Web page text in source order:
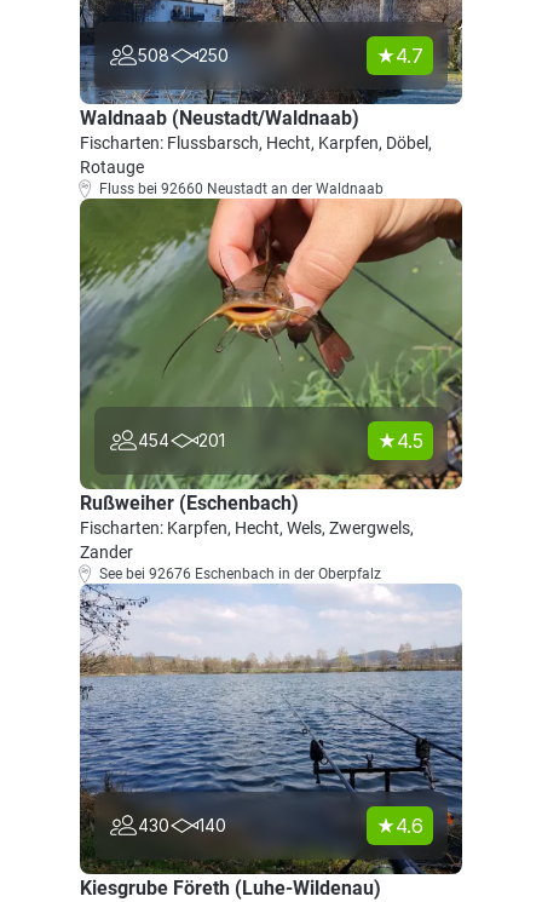
508 250 4.7
Waldnaab (Neustadt/Waldnaab)
Fischarten: Flussbarsch, Hecht, Karpfen, Döbel,
Rotauge
Fluss bei 92660 Neustadt an der Waldnaab
454 201 4.5
Rußweiher (Eschenbach)
Fischarten: Karpfen, Hecht, Wels, Zwergwels,
Zander
See bei 92676 Eschenbach in der Oberpfalz
430 140 4.6
Kiesgrube Företh (Luhe-Wildenau)